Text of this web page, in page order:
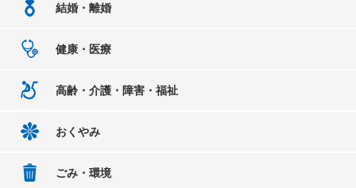
結婚・離婚
健康・医療
高齢・介護・障害・福祉
おくやみ
ごみ・環境